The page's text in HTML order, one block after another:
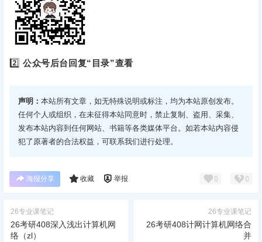
2️⃣公众号后台回复“目录”查看
声明： 本站所有文章，如无特殊说明或标注，均为本站原创发布。
任何个人或组织，在未征得本站同意时，禁止复制、盗用、采集、
发布本站内容到任何网站、书籍等各类媒体平台。如若本站内容侵
犯了原著者的合法权益，可联系我们进行处理。
海报分享 收藏 举报 0 0
26专业课笔记
26考研408深入浅出计算机网
络（zl）
26专业课笔记
26考研408计网计算机网络合
并